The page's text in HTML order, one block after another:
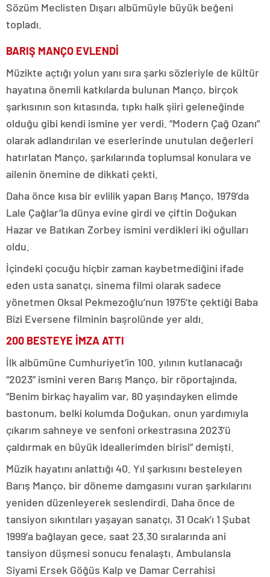
Sözüm Meclisten Dışarı albümüyle büyük beğeni
topladı.
BARIŞ MANÇO EVLENDİ
Müzikte açtığı yolun yanı sıra şarkı sözleriyle de kültür
hayatına önemli katkılarda bulunan Manço, birçok
şarkısının son kıtasında, tıpkı halk şiiri geleneğinde
olduğu gibi kendi ismine yer verdi. “Modern Çağ Ozanı”
olarak adlandırılan ve eserlerinde unutulan değerleri
hatırlatan Manço, şarkılarında toplumsal konulara ve
ailenin önemine de dikkati çekti.
Daha önce kısa bir evlilik yapan Barış Manço, 1979’da
Lale Çağlar’la dünya evine girdi ve çiftin Doğukan
Hazar ve Batıkan Zorbey ismini verdikleri iki oğulları
oldu.
İçindeki çocuğu hiçbir zaman kaybetmediğini ifade
eden usta sanatçı, sinema filmi olarak sadece
yönetmen Oksal Pekmezoğlu’nun 1975’te çektiği Baba
Bizi Eversene filminin başrolünde yer aldı.
200 BESTEYE İMZA ATTI
İlk albümüne Cumhuriyet’in 100. yılının kutlanacağı
“2023” ismini veren Barış Manço, bir röportajında,
“Benim birkaç hayalim var, 80 yaşındayken elimde
bastonum, belki kolumda Doğukan, onun yardımıyla
çıkarım sahneye ve senfoni orkestrasına 2023’ü
çaldırmak en büyük ideallerimden birisi” demişti.
Müzik hayatını anlattığı 40. Yıl şarkısını besteleyen
Barış Manço, bir döneme damgasını vuran şarkılarını
yeniden düzenleyerek seslendirdi. Daha önce de
tansiyon sıkıntıları yaşayan sanatçı, 31 Ocak’ı 1 Şubat
1999’a bağlayan gece, saat 23.30 sıralarında ani
tansiyon düşmesi sonucu fenalaştı. Ambulansla
Siyami Ersek Göğüs Kalp ve Damar Cerrahisi